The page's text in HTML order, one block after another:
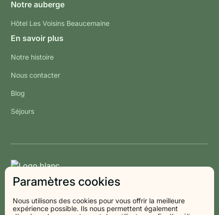
Notre auberge
Hôtel Les Voisins Beaucemaine
En savoir plus
Notre histoire
Nous contacter
Blog
Séjours
Paramètres cookies
Nous utilisons des cookies pour vous offrir la meilleure
expérience possible. Ils nous permettent également